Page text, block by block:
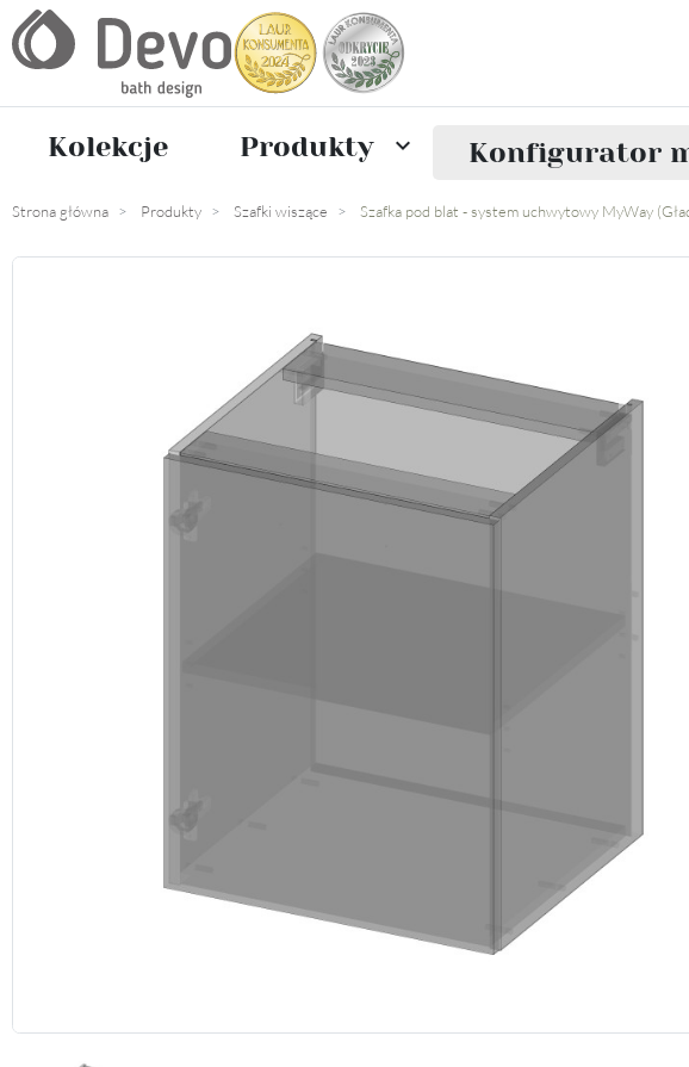
Kolekcje Produkty  Konfigurator
Strona główna Produkty Szafki wiszące Szafka pod blat - system uchwytowy MyWay